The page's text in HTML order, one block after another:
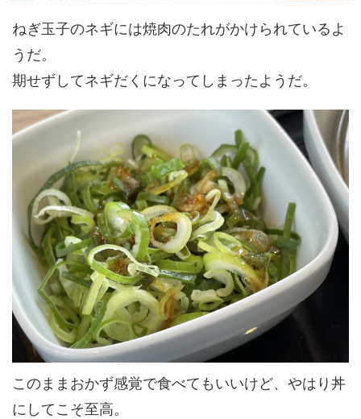
ねぎ玉子のネギには焼肉のたれがかけられているよ
うだ。
期せずしてネギだくになってしまったようだ。
このままおかず感覚で食べてもいいけど、やはり丼
にしてこそ至高。